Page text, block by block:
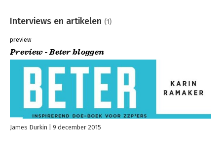
Interviews en artikelen (1)
preview
Preview - Beter bloggen
James Durkin 9 december 2015